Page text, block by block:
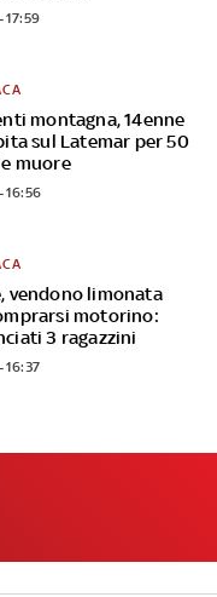
17:59
montagna, 14enne
sul Latemar per 50
muore
16:56
vendono limonata
motorino:
3 ragazzini
16:37